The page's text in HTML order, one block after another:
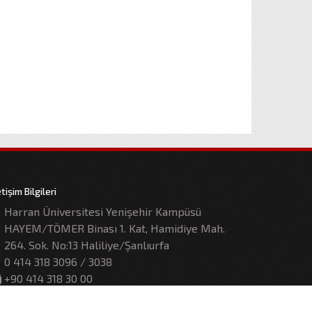
Bilgileri
Harran Üniversitesi Yenişehir Kampüsü
HAYEM/TÖMER Binası 1. Kat, Hamidiye Mah.
264. Sok. No:13 Haliliye/Şanlıurfa
0 414 318 3096 / 3038
+90 414 318 30 00